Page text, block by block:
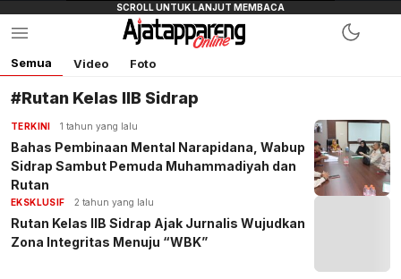
Semua Video Foto
#Rutan Kelas IIB Sidrap
TERKINI 1 tahun yang lalu
Bahas Pembinaan Mental Narapidana, Wabup
Sidrap Sambut Pemuda Muhammadiyah dan
Rutan
EKSKLUSIF 2 tahun yang lalu
Rutan Kelas IIB Sidrap Ajak Jurnalis Wujudkan
Zona Integritas Menuju “WBK”